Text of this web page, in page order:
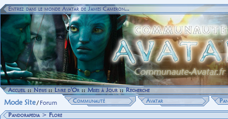
Entrez dans le monde Avatar de James Cameron...
Accueil::News::Livre d'Or::Mises à Jour::Recherche
Mode Site/ Forum Communauté Avatar
Pandorapedia >Flore